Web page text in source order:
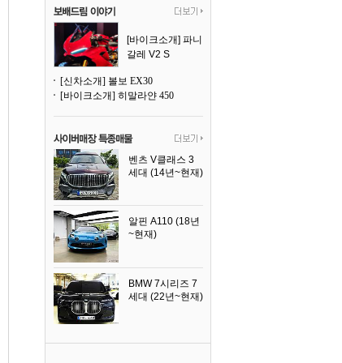
[바이크소개] 파니
갈레 V2 S
[신차소개] 볼보 EX30
[바이크소개] 히말라얀 450
벤츠 V클래스 3
세대 (14년~현재)
알핀 A110 (18년
~현재)
BMW 7시리즈 7
세대 (22년~현재)